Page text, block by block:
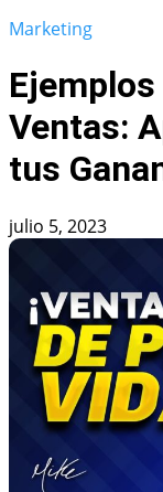
Marketing
Ventas:
tus
julio 5, 2023